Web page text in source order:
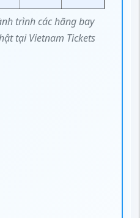
trình các hãng bay
tại Vietnam Tickets